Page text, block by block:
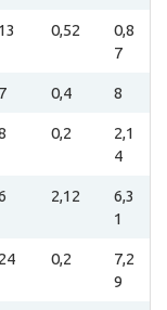
0,52
0,8
7
0,4 8
0,2
2,1
4
2,12
6,3
1
0,2
7,2
9